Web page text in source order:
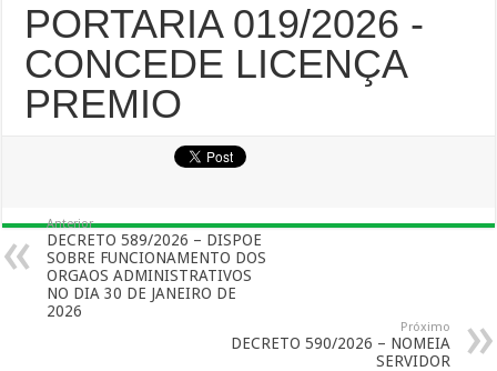
PORTARIA 019/2026 -
CONCEDE LICENÇA
PREMIO
Anterior
DECRETO 589/2026 – DISPOE
SOBRE FUNCIONAMENTO DOS
ORGAOS ADMINISTRATIVOS
NO DIA 30 DE JANEIRO DE
2026
Próximo
DECRETO 590/2026 – NOMEIA
SERVIDOR